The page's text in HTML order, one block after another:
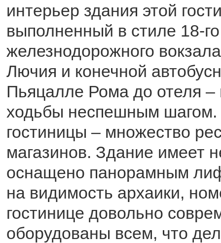
интерьер здания этой
выполненный в стиле 18-
железнодорожного
Лючия и конечной
Пьяцалле Рома до отеля –
ходьбы неспешным шагом.
гостиницы – множество
магазинов. Здание имеет
оснащено панорамным
на видимость архаики,
гостинице довольно
оборудованы всем, что